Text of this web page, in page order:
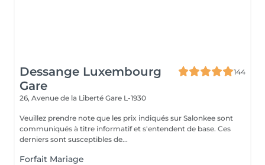
Dessange Luxembourg
Gare
144
26, Avenue de la Liberté Gare L-1930
Veuillez prendre note que les prix indiqués sur Salonkee sont
communiqués à titre informatif et s'entendent de base. Ces
derniers sont susceptibles de...
Forfait Mariage